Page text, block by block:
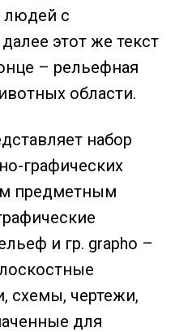
людей с
этот же текст
– рельефная
области.
набор
графических
предметным
и гр. graphо –
схемы, чертежи,
для